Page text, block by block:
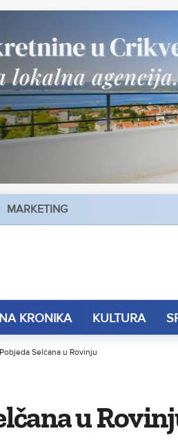
MARKETING
KRONIKA KULTURA
Pobjeda Selčana u Rovinju
u